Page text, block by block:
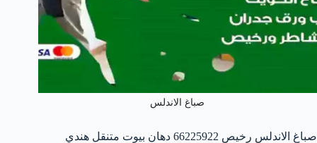
صباغ الاندلس
صباغ الاندلس رخيص 66225922 دهان بيوت متنقل هندي